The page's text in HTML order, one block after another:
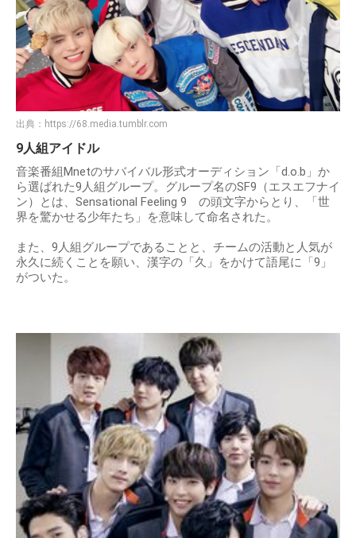
出典： https://68.media.tumblr.com
9人組アイドル
音楽番組Mnetのサバイバル形式オーディション「d.o.b」か
ら選ばれた9人組グループ。グループ名のSF9（エスエフナイ
ン）とは、Sensational Feeling 9 の頭文字からとり、「世
界を驚かせる少年たち」を意味して命名された。
また、9人組グループであることと、チームの活動と人気が
永久に続くことを願い、漢字の「久」をかけて語尾に「9」
がついた。